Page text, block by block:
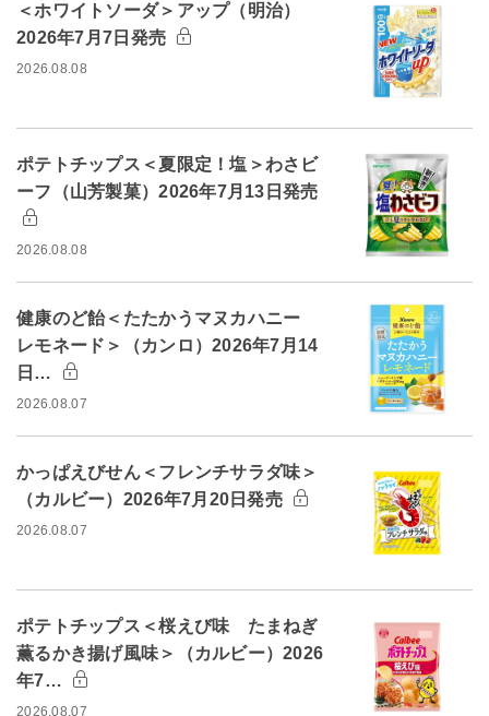
＜ホワイトソーダ＞アップ（明治）
2026年7月7日発売
2026.08.08
ポテトチップス＜夏限定！塩＞わさビ
ーフ（山芳製菓）2026年7月13日発売
2026.08.08
健康のど飴＜たたかうマヌカハニー
レモネード＞（カンロ）2026年7月14
日…
2026.08.07
かっぱえびせん＜フレンチサラダ味＞
（カルビー）2026年7月20日発売
2026.08.07
ポテトチップス＜桜えび味 たまねぎ
薫るかき揚げ風味＞（カルビー）2026
年7…
2026.08.07